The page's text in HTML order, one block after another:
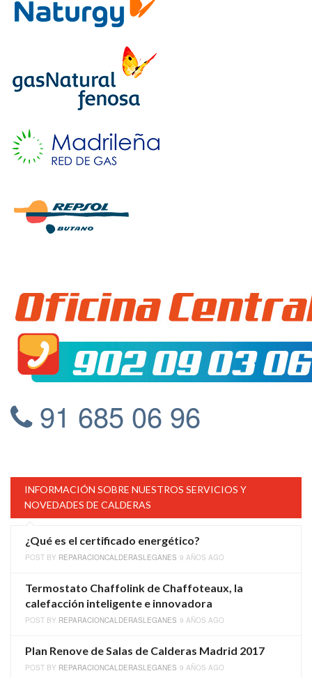
91 685 06 96
INFORMACIÓN SOBRE NUESTROS SERVICIOS Y
NOVEDADES DE CALDERAS
¿Qué es el certificado energético?
POST BY REPARACIONCALDERASLEGANES 9 AÑOS AGO
Termostato Chaffolink de Chaffoteaux, la
calefacción inteligente e innovadora
POST BY REPARACIONCALDERASLEGANES 9 AÑOS AGO
Plan Renove de Salas de Calderas Madrid 2017
POST BY REPARACIONCALDERASLEGANES 9 AÑOS AGO